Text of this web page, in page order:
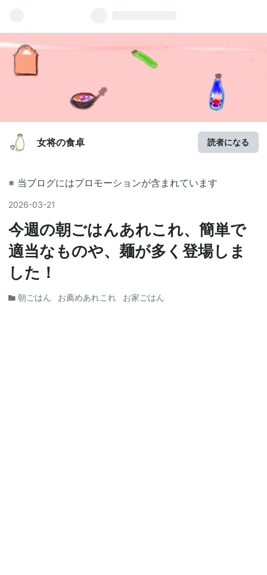
女将の食卓 読者になる
※ 当ブログにはプロモーションが含まれています
2026-03-21
今週の朝ごはんあれこれ、簡単で
適当なものや、麺が多く登場しま
した！
朝ごはん お薦めあれこれ お家ごはん